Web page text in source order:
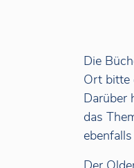
Die
Ort bitte
Darüber
das